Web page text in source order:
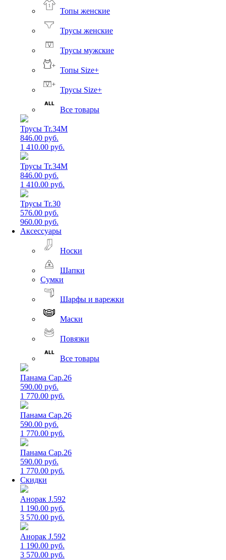
Топы женские
Трусы женские
Трусы мужские
Топы Size+
Трусы Size+
Все товары
Трусы Tr.34M
846.00 руб.
1 410.00 руб.
Трусы Tr.34M
846.00 руб.
1 410.00 руб.
Трусы Tr.30
576.00 руб.
960.00 руб.
Аксессуары
Носки
Шапки
Сумки
Шарфы и варежки
Маски
Повязки
Все товары
Панама Cap.26
590.00 руб.
1 770.00 руб.
Панама Cap.26
590.00 руб.
1 770.00 руб.
Панама Cap.26
590.00 руб.
1 770.00 руб.
Скидки
Анорак J.592
1 190.00 руб.
3 570.00 руб.
Анорак J.592
1 190.00 руб.
3 570.00 руб.